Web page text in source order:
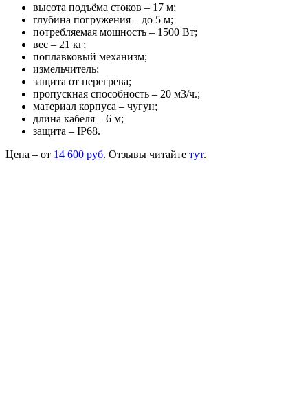
высота подъёма стоков – 17 м;
глубина погружения – до 5 м;
потребляемая мощность – 1500 Вт;
вес – 21 кг;
поплавковый механизм;
измельчитель;
защита от перегрева;
пропускная способность – 20 м3/ч.;
материал корпуса – чугун;
длина кабеля – 6 м;
защита – IP68.
Цена – от 14 600 руб. Отзывы читайте тут.